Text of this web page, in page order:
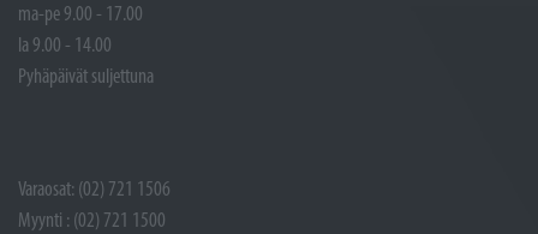
ma-pe 9.00 - 17.00
la 9.00 - 14.00
Pyhäpäivät suljettuna
Varaosat: (02) 721 1506
Myynti : (02) 721 1500